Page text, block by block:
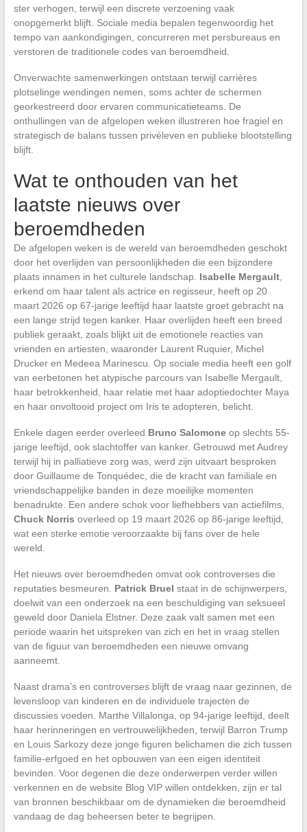
ster verhogen, terwijl een discrete verzoening vaak
onopgemerkt blijft. Sociale media bepalen tegenwoordig het
tempo van aankondigingen, concurreren met persbureaus en
verstoren de traditionele codes van beroemdheid.
Onverwachte samenwerkingen ontstaan terwijl carrières
plotselinge wendingen nemen, soms achter de schermen
georkestreerd door ervaren communicatieteams. De
onthullingen van de afgelopen weken illustreren hoe fragiel en
strategisch de balans tussen privéleven en publieke blootstelling
blijft.
Wat te onthouden van het
laatste nieuws over
beroemdheden
De afgelopen weken is de wereld van beroemdheden geschokt
door het overlijden van persoonlijkheden die een bijzondere
plaats innamen in het culturele landschap. Isabelle Mergault,
erkend om haar talent als actrice en regisseur, heeft op 20
maart 2026 op 67-jarige leeftijd haar laatste groet gebracht na
een lange strijd tegen kanker. Haar overlijden heeft een breed
publiek geraakt, zoals blijkt uit de emotionele reacties van
vrienden en artiesten, waaronder Laurent Ruquier, Michel
Drucker en Medeea Marinescu. Op sociale media heeft een golf
van eerbetonen het atypische parcours van Isabelle Mergault,
haar betrokkenheid, haar relatie met haar adoptiedochter Maya
en haar onvoltooid project om Iris te adopteren, belicht.
Enkele dagen eerder overleed Bruno Salomoneop slechts 55-
jarige leeftijd, ook slachtoffer van kanker. Getrouwd met Audrey
terwijl hij in palliatieve zorg was, werd zijn uitvaart besproken
door Guillaume de Tonquédec, die de kracht van familiale en
vriendschappelijke banden in deze moeilijke momenten
benadrukte. Een andere schok voor liefhebbers van actiefilms,
Chuck Norris overleed op 19 maart 2026 op 86-jarige leeftijd,
wat een sterke emotie veroorzaakte bij fans over de hele
wereld.
Het nieuws over beroemdheden omvat ook controverses die
reputaties besmeuren. Patrick Bruel staat in de schijnwerpers,
doelwit van een onderzoek na een beschuldiging van seksueel
geweld door Daniela Elstner. Deze zaak valt samen met een
periode waarin het uitspreken van zich en het in vraag stellen
van de figuur van beroemdheden een nieuwe omvang
aanneemt.
Naast drama’s en controverses blijft de vraag naar gezinnen, de
levensloop van kinderen en de individuele trajecten de
discussies voeden. Marthe Villalonga, op 94-jarige leeftijd, deelt
haar herinneringen en vertrouwelijkheden, terwijl Barron Trump
en Louis Sarkozy deze jonge figuren belichamen die zich tussen
familie-erfgoed en het opbouwen van een eigen identiteit
bevinden. Voor degenen die deze onderwerpen verder willen
verkennen en de website Blog VIP willen ontdekken, zijn er tal
van bronnen beschikbaar om de dynamieken die beroemdheid
vandaag de dag beheersen beter te begrijpen.